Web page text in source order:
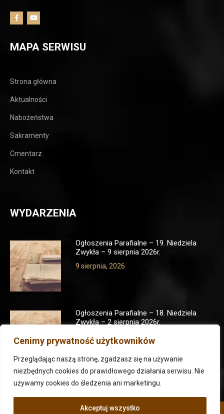
Cenimy prywatność użytkowników
Przeglądając naszą stronę, zgadzasz się na używanie
niezbędnych cookies do prawidłowego działania serwisu. Nie
używamy cookies do śledzenia ani marketingu.
Akceptuj wszystko
MAPA SERWISU
Strona główna
Aktualności
Nabożeństwa
Sakramenty
Cmentarz
Kontakt
WYDARZENIA
Ogłoszenia Parafialne – 19. Niedziela
Zwykła – 9 sierpnia 2026r.
9 sierpnia, 2026
Ogłoszenia Parafialne – 18. Niedziela
Zwykła – 2 sierpnia 2026r.
1 sierpnia, 2026